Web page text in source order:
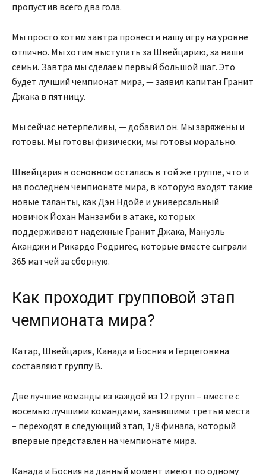
пропустив всего два гола.
Мы просто хотим завтра провести нашу игру на уровне
отлично. Мы хотим выступать за Швейцарию, за наши
семьи. Завтра мы сделаем первый большой шаг. Это
будет лучший чемпионат мира, — заявил капитан Гранит
Джака в пятницу.
Мы сейчас нетерпеливы, — добавил он. Мы заряжены и
готовы. Мы готовы физически, мы готовы морально.
Швейцария в основном осталась в той же группе, что и
на последнем чемпионате мира, в которую входят такие
новые таланты, как Дэн Ндойе и универсальный
новичок Йохан Манзамби в атаке, которых
поддерживают надежные Гранит Джака, Мануэль
Аканджи и Рикардо Родригес, которые вместе сыграли
365 матчей за сборную.
Как проходит групповой этап
чемпионата мира?
Катар, Швейцария, Канада и Босния и Герцеговина
составляют группу B.
Две лучшие команды из каждой из 12 групп – вместе с
восемью лучшими командами, занявшими третьи места
– переходят в следующий этап, 1/8 финала, который
впервые представлен на чемпионате мира.
Канада и Босния на данный момент имеют по одному